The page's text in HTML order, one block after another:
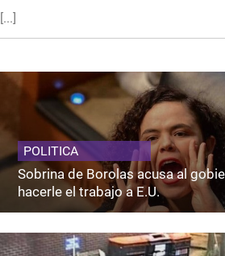
[...]
POLITICA
Sobrina de Borolas acusa al
hacerle el trabajo a E.U.